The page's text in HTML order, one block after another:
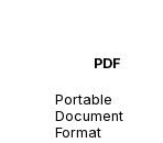
PDF
Portable
Document
Format